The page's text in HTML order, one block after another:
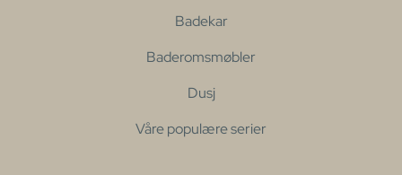
Badekar
Baderomsmøbler
Dusj
Våre populære serier